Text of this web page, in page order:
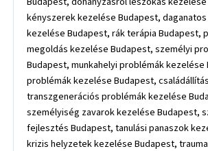
kényszerek kezelése Budapest,
kezelése Budapest, rák terápia Budapest,
megoldás kezelése Budapest, személyi
Budapest, munkahelyi problémák kezelése
problémák kezelése Budapest,
transzgenerációs problémák kezelése
személyiség zavarok kezelése Budapest,
fejlesztés Budapest, tanulási panaszok
krizis helyzetek kezelése Budapest,